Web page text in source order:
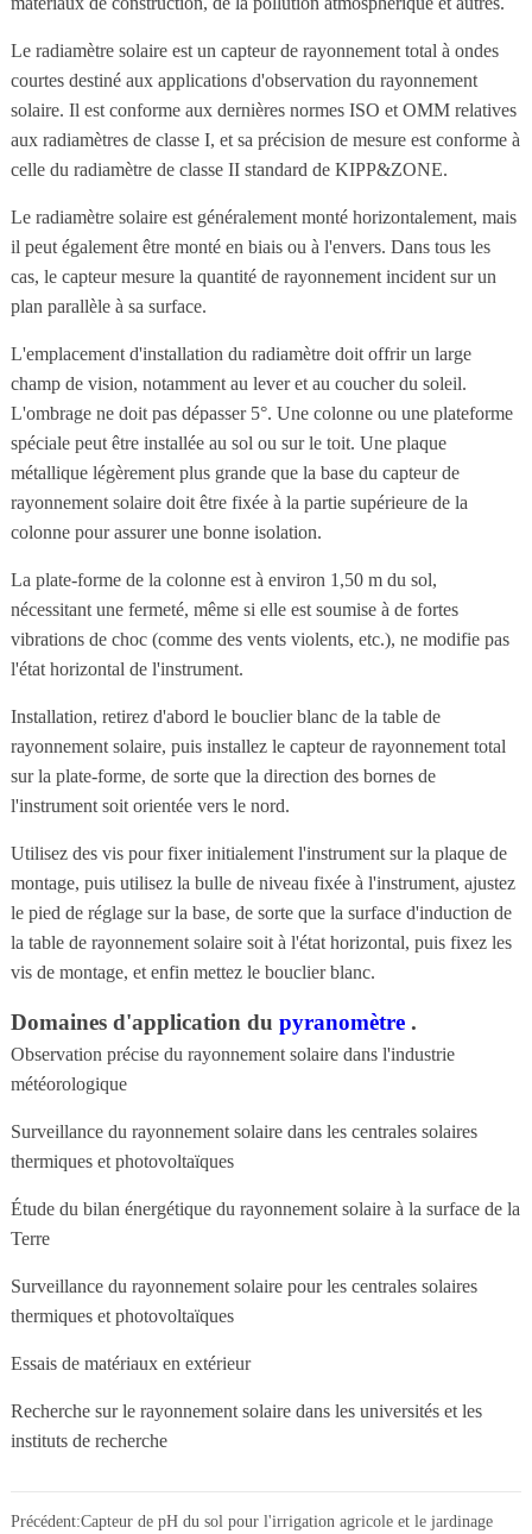
Le radiamètre solaire est un capteur de rayonnement total à ondes
courtes destiné aux applications d'observation du rayonnement
solaire. Il est conforme aux dernières normes ISO et OMM relatives
aux radiamètres de classe I, et sa précision de mesure est conforme à
celle du radiamètre de classe II standard de KIPP&ZONE.
Le radiamètre solaire est généralement monté horizontalement, mais
il peut également être monté en biais ou à l'envers. Dans tous les
cas, le capteur mesure la quantité de rayonnement incident sur un
plan parallèle à sa surface.
L'emplacement d'installation du radiamètre doit offrir un large
champ de vision, notamment au lever et au coucher du soleil.
L'ombrage ne doit pas dépasser 5°. Une colonne ou une plateforme
spéciale peut être installée au sol ou sur le toit. Une plaque
métallique légèrement plus grande que la base du capteur de
rayonnement solaire doit être fixée à la partie supérieure de la
colonne pour assurer une bonne isolation.
La plate-forme de la colonne est à environ 1,50 m du sol,
nécessitant une fermeté, même si elle est soumise à de fortes
vibrations de choc (comme des vents violents, etc.), ne modifie pas
l'état horizontal de l'instrument.
Installation, retirez d'abord le bouclier blanc de la table de
rayonnement solaire, puis installez le capteur de rayonnement total
sur la plate-forme, de sorte que la direction des bornes de
l'instrument soit orientée vers le nord.
Utilisez des vis pour fixer initialement l'instrument sur la plaque de
montage, puis utilisez la bulle de niveau fixée à l'instrument, ajustez
le pied de réglage sur la base, de sorte que la surface d'induction de
la table de rayonnement solaire soit à l'état horizontal, puis fixez les
vis de montage, et enfin mettez le bouclier blanc.
Domaines d'application du pyranomètre.
Observation précise du rayonnement solaire dans l'industrie
météorologique
Surveillance du rayonnement solaire dans les centrales solaires
thermiques et photovoltaïques
Étude du bilan énergétique du rayonnement solaire à la surface de la
Terre
Surveillance du rayonnement solaire pour les centrales solaires
thermiques et photovoltaïques
Essais de matériaux en extérieur
Recherche sur le rayonnement solaire dans les universités et les
instituts de recherche
Précédent:Capteur de pH du sol pour l'irrigation agricole et le jardinage